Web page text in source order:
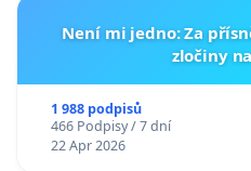
Není mi jedno: Za
zločiny
1 988 podpisů
466 Podpisy / 7 dní
22 Apr 2026